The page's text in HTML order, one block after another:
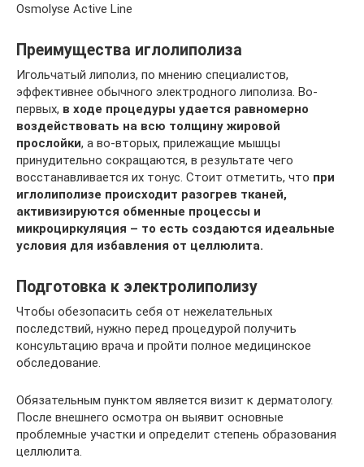
Osmolyse Active Line
Преимущества иглолиполиза
Игольчатый липолиз, по мнению специалистов,
эффективнее обычного электродного липолиза. Во-
первых, в ходе процедуры удается равномерно
воздействовать на всю толщину жировой
прослойки, а во-вторых, прилежащие мышцы
принудительно сокращаются, в результате чего
восстанавливается их тонус. Стоит отметить, что при
иглолиполизе происходит разогрев тканей,
активизируются обменные процессы и
микроциркуляция – то есть создаются идеальные
условия для избавления от целлюлита.
Подготовка к электролиполизу
Чтобы обезопасить себя от нежелательных
последствий, нужно перед процедурой получить
консультацию врача и пройти полное медицинское
обследование.
Обязательным пунктом является визит к дерматологу.
После внешнего осмотра он выявит основные
проблемные участки и определит степень образования
целлюлита.